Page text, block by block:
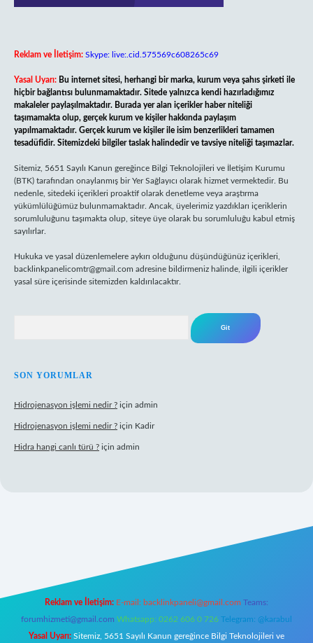
Reklam ve İletişim: Skype: live:.cid.575569c608265c69
Yasal Uyarı: Bu internet sitesi, herhangi bir marka, kurum veya şahıs şirketi ile
hiçbir bağlantısı bulunmamaktadır. Sitede yalnızca kendi hazırladığımız
makaleler paylaşılmaktadır. Burada yer alan içerikler haber niteliği
taşımamakta olup, gerçek kurum ve kişiler hakkında paylaşım
yapılmamaktadır. Gerçek kurum ve kişiler ile isim benzerlikleri tamamen
tesadüfidir. Sitemizdeki bilgiler taslak halindedir ve tavsiye niteliği taşımazlar.
Sitemiz, 5651 Sayılı Kanun gereğince Bilgi Teknolojileri ve İletişim Kurumu
(BTK) tarafından onaylanmış bir Yer Sağlayıcı olarak hizmet vermektedir. Bu
nedenle, sitedeki içerikleri proaktif olarak denetleme veya araştırma
yükümlülüğümüz bulunmamaktadır. Ancak, üyelerimiz yazdıkları içeriklerin
sorumluluğunu taşımakta olup, siteye üye olarak bu sorumluluğu kabul etmiş
sayılırlar.
Hukuka ve yasal düzenlemelere aykırı olduğunu düşündüğünüz içerikleri,
backlinkpanelicomtr@gmail.com adresine bildirmeniz halinde, ilgili içerikler
yasal süre içerisinde sitemizden kaldırılacaktır.
SON YORUMLAR
Hidrojenasyon işlemi nedir ? için admin
Hidrojenasyon işlemi nedir ? için Kadir
Hidra hangi canlı türü ? için admin
Reklam ve İletişim: E-mail: backlinkpaneli@gmail.com Teams:
forumhizmeti@gmail.com Whatsapp: 0262 606 0 726 Telegram: @karabul
Yasal Uyarı: Sitemiz, 5651 Sayılı Kanun gereğince Bilgi Teknolojileri ve